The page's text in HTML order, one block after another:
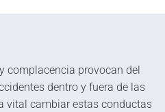
complacencia provocan del
dentro y fuera de las
vital cambiar estas conductas